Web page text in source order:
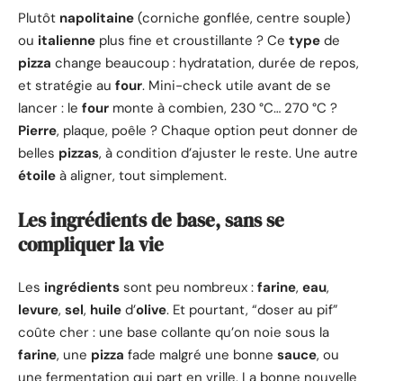
Plutôt napolitaine (corniche gonflée, centre souple)
ou italienne plus fine et croustillante ? Ce type de
pizza change beaucoup : hydratation, durée de repos,
et stratégie au four. Mini-check utile avant de se
lancer : le four monte à combien, 230 °C… 270 °C ?
Pierre, plaque, poêle ? Chaque option peut donner de
belles pizzas, à condition d’ajuster le reste. Une autre
étoile à aligner, tout simplement.
Les ingrédients de base, sans se
compliquer la vie
Les ingrédients sont peu nombreux : farine, eau,
levure, sel, huile d’olive. Et pourtant, “doser au pif”
coûte cher : une base collante qu’on noie sous la
farine, une pizza fade malgré une bonne sauce, ou